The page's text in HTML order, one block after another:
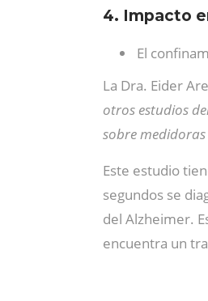
4. Impacto
El
La Dra. Eider
otros estudios
sobre
Este estudio
segundos se
del Alzheimer.
encuentra un